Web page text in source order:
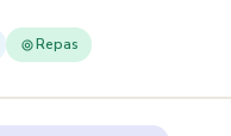
Repas